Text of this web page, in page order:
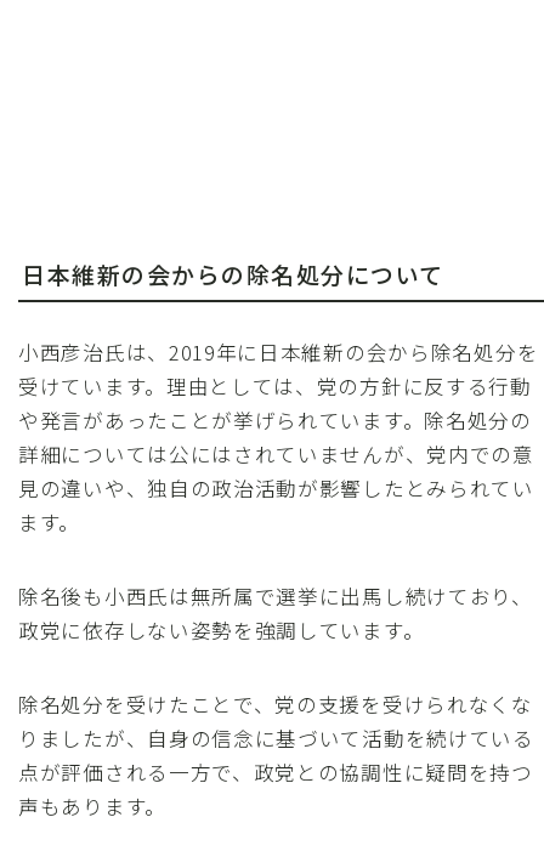
日本維新の会からの除名処分について
小西彦治氏は、2019年に日本維新の会から除名処分を
受けています。理由としては、党の方針に反する行動
や発言があったことが挙げられています。除名処分の
詳細については公にはされていませんが、党内での意
見の違いや、独自の政治活動が影響したとみられてい
ます。
除名後も小西氏は無所属で選挙に出馬し続けており、
政党に依存しない姿勢を強調しています。
除名処分を受けたことで、党の支援を受けられなくな
りましたが、自身の信念に基づいて活動を続けている
点が評価される一方で、政党との協調性に疑問を持つ
声もあります。